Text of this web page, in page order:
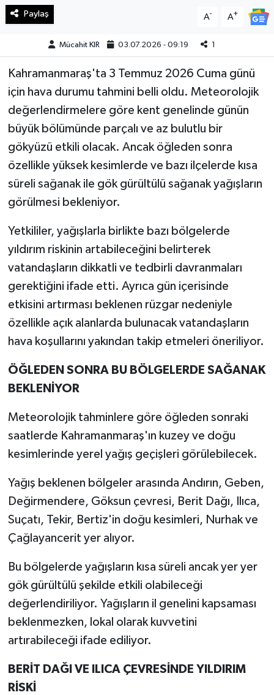
Paylaş A- A+
Mücahit KIR 03.07.2026 - 09:19 1
Kahramanmaraş'ta 3 Temmuz 2026 Cuma günü
için hava durumu tahmini belli oldu. Meteorolojik
değerlendirmelere göre kent genelinde günün
büyük bölümünde parçalı ve az bulutlu bir
gökyüzü etkili olacak. Ancak öğleden sonra
özellikle yüksek kesimlerde ve bazı ilçelerde kısa
süreli sağanak ile gök gürültülü sağanak yağışların
görülmesi bekleniyor.
Yetkililer, yağışlarla birlikte bazı bölgelerde
yıldırım riskinin artabileceğini belirterek
vatandaşların dikkatli ve tedbirli davranmaları
gerektiğini ifade etti. Ayrıca gün içerisinde
etkisini artırması beklenen rüzgar nedeniyle
özellikle açık alanlarda bulunacak vatandaşların
hava koşullarını yakından takip etmeleri öneriliyor.
ÖĞLEDEN SONRA BU BÖLGELERDE SAĞANAK
BEKLENİYOR
Meteorolojik tahminlere göre öğleden sonraki
saatlerde Kahramanmaraş'ın kuzey ve doğu
kesimlerinde yerel yağış geçişleri görülebilecek.
Yağış beklenen bölgeler arasında Andırın, Geben,
Değirmendere, Göksun çevresi, Berit Dağı, Ilıca,
Suçatı, Tekir, Bertiz'in doğu kesimleri, Nurhak ve
Çağlayancerit yer alıyor.
Bu bölgelerde yağışların kısa süreli ancak yer yer
gök gürültülü şekilde etkili olabileceği
değerlendiriliyor. Yağışların il genelini kapsaması
beklenmezken, lokal olarak kuvvetini
artırabileceği ifade ediliyor.
BERİT DAĞI VE ILICA ÇEVRESİNDE YILDIRIM
RİSKİ
Spor
SürManşet
Teknoloji
Yaşam
KAHRAMANMARAŞ